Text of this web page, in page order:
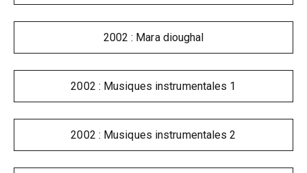
2002 : Mara dioughal
2002 : Musiques instrumentales 1
2002 : Musiques instrumentales 2